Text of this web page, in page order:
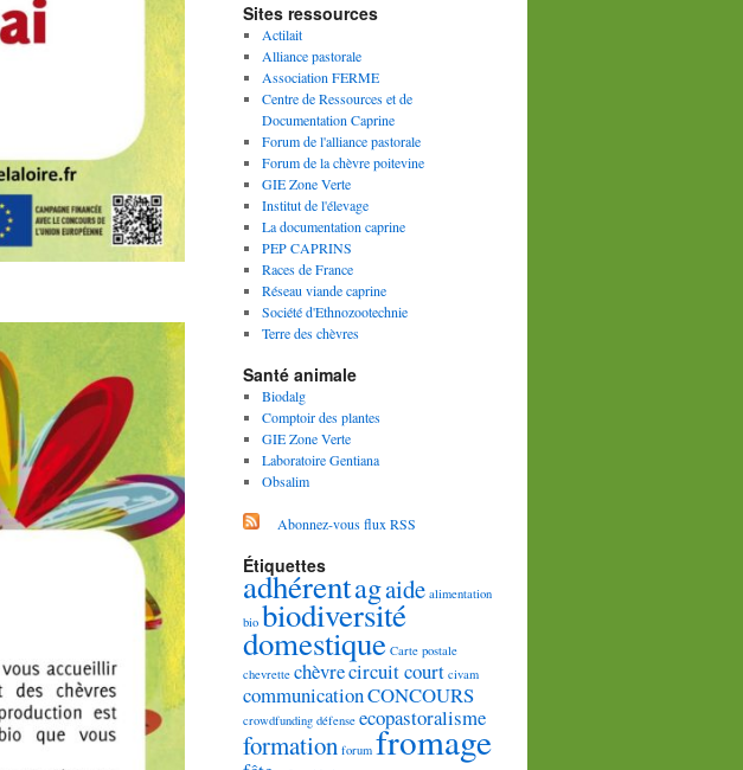
Sites ressources
Actilait
Alliance pastorale
Association FERME
Centre de Ressources et de
Documentation Caprine
Forum de l'alliance pastorale
Forum de la chèvre poitevine
GIE Zone Verte
Institut de l'élevage
La documentation caprine
PEP CAPRINS
Races de France
Réseau viande caprine
Société d'Ethnozootechnie
Terre des chèvres
Santé animale
Biodalg
Comptoir des plantes
GIE Zone Verte
Laboratoire Gentiana
Obsalim
Abonnez-vous flux RSS
Étiquettes
adhérentagaide alimentation
bio biodiversité
domestique Carte postale
chevrette chèvrecircuit court civam
communicationCONCOURS
crowdfunding défense ecopastoralisme
formation forum fromage